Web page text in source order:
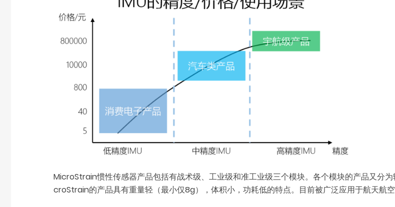
MicroStrain惯性传感器产品包括有战术级、工业级和准工业级三个模块。各个模块的产品又分
croStrain的产品具有重量轻（最小仅8g），体积小，功耗低的特点。目前被广泛应用于航天航空